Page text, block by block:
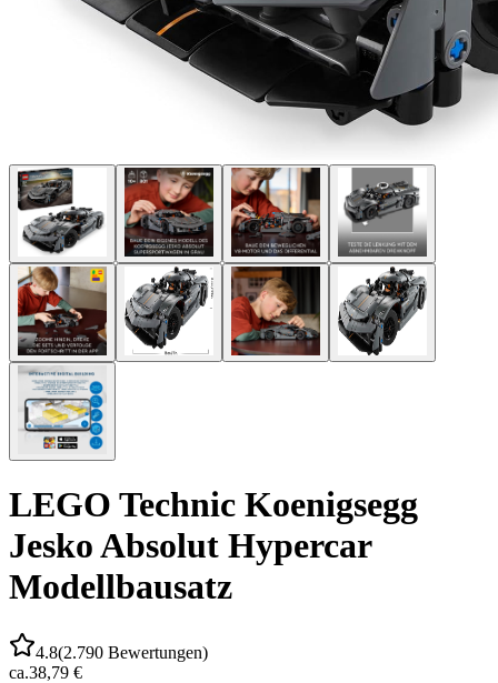
LEGO Technic Koenigsegg
Jesko Absolut Hypercar
Modellbausatz
4.8(2.790 Bewertungen)
ca.38,79 €